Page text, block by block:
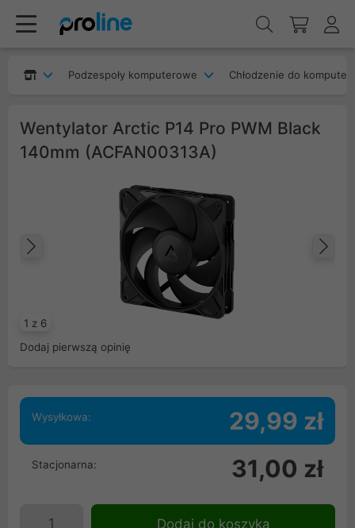
Podzespoły komputerowe Chłodzenie do
Wentylator Arctic P14 Pro PWM Black
140mm (ACFAN00313A)
1 z 6
Poprzedni
Dodaj pierwszą opinię
Wysyłkowa: 29,99 zł
Stacjonarna: 31,00 zł
Dodaj do koszyka